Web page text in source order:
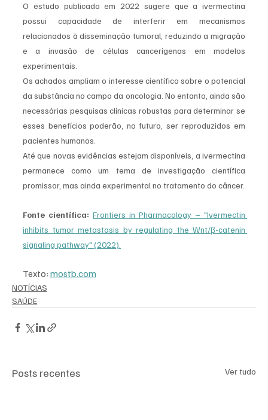
O estudo publicado em 2022 sugere que a ivermectina
possui capacidade de interferir em mecanismos
relacionados à disseminação tumoral, reduzindo a migração
e a invasão de células cancerígenas em modelos
experimentais.
Os achados ampliam o interesse científico sobre o potencial
da substância no campo da oncologia. No entanto, ainda são
necessárias pesquisas clínicas robustas para determinar se
esses benefícios poderão, no futuro, ser reproduzidos em
pacientes humanos.
Até que novas evidências estejam disponíveis, a ivermectina
permanece como um tema de investigação científica
promissor, mas ainda experimental no tratamento do câncer.
Fonte científica: Frontiers in Pharmacology – "Ivermectin
inhibits tumor metastasis by regulating the Wnt/β-catenin
signaling pathway" (2022).
Texto: mostb.com
NOTÍCIAS
SAÚDE
Posts recentes Ver tudo